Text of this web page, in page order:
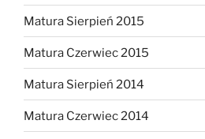
Matura Sierpień 2015
Matura Czerwiec 2015
Matura Sierpień 2014
Matura Czerwiec 2014